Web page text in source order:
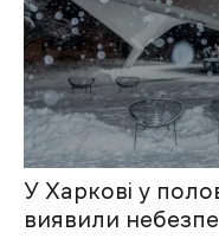
У Харкові у
виявили